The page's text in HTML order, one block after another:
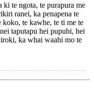
ki te ngota, te purapura me
ranei, ka penapena te
koko, te kawhe, te ti me te
taputapu hei pupuhi, hei
ka whai waahi mo te